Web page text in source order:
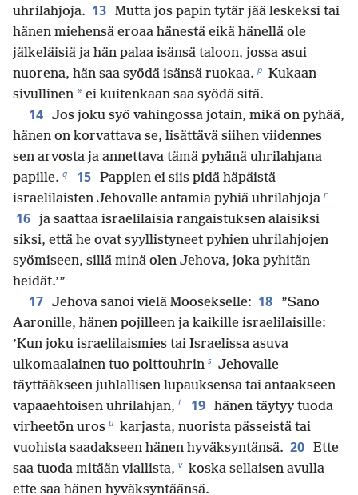
uhrilahjoja. 13 Mutta jos papin tytär jää leskeksi tai
hänen miehensä eroaa hänestä eikä hänellä ole
jälkeläisiä ja hän palaa isänsä taloon, jossa asui
nuorena, hän saa syödä isänsä ruokaa. p Kukaan
sivullinen * ei kuitenkaan saa syödä sitä.
14 Jos joku syö vahingossa jotain, mikä on pyhää,
hänen on korvattava se, lisättävä siihen viidennes
sen arvosta ja annettava tämä pyhänä uhrilahjana
papille. q 15 Pappien ei siis pidä häpäistä
israelilaisten Jehovalle antamia pyhiä uhrilahjoja r
16 ja saattaa israelilaisia rangaistuksen alaisiksi
siksi, että he ovat syyllistyneet pyhien uhrilahjojen
syömiseen, sillä minä olen Jehova, joka pyhitän
heidät.’”
17 Jehova sanoi vielä Moosekselle: 18
”Sano
Aaronille, hänen pojilleen ja kaikille israelilaisille:
’Kun joku israelilaismies tai Israelissa asuva
ulkomaalainen tuo polttouhrin s Jehovalle
täyttääkseen juhlallisen lupauksensa tai antaakseen
vapaaehtoisen uhrilahjan, t 19 hänen täytyy tuoda
virheetön uros u karjasta, nuorista pässeistä tai
vuohista saadakseen hänen hyväksyntänsä. 20 Ette
saa tuoda mitään viallista, v koska sellaisen avulla
ette saa hänen hyväksyntäänsä.